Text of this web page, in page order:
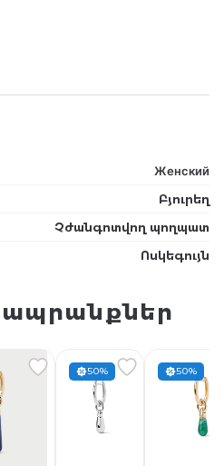
Женский
Բյուրեղ
Չժանգոտվող պողպատ
Ոսկեգույն
50% 50%